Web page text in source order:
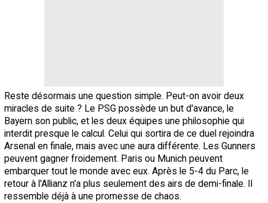
Reste désormais une question simple. Peut-on avoir deux
miracles de suite ? Le PSG possède un but d'avance, le
Bayern son public, et les deux équipes une philosophie qui
interdit presque le calcul. Celui qui sortira de ce duel rejoindra
Arsenal en finale, mais avec une aura différente. Les Gunners
peuvent gagner froidement. Paris ou Munich peuvent
embarquer tout le monde avec eux. Après le 5-4 du Parc, le
retour à l'Allianz n'a plus seulement des airs de demi-finale. Il
ressemble déjà à une promesse de chaos.